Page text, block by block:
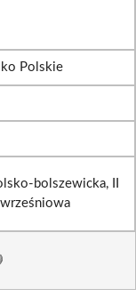
Polskie
bolszewicka, II